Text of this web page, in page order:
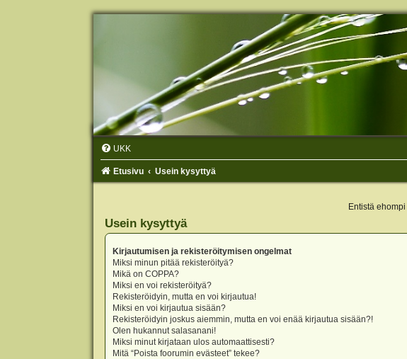
UKK
Etusivu Usein kysyttyä
Entistä
Usein kysyttyä
Kirjautumisen ja rekisteröitymisen ongelmat
Miksi minun pitää rekisteröityä?
Mikä on COPPA?
Miksi en voi rekisteröityä?
Rekisteröidyin, mutta en voi kirjautua!
Miksi en voi kirjautua sisään?
Rekisteröidyin joskus aiemmin, mutta en voi enää kirjautua sisään?!
Olen hukannut salasanani!
Miksi minut kirjataan ulos automaattisesti?
Mitä “Poista foorumin evästeet” tekee?